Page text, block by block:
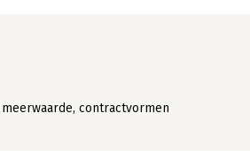
contractvormen